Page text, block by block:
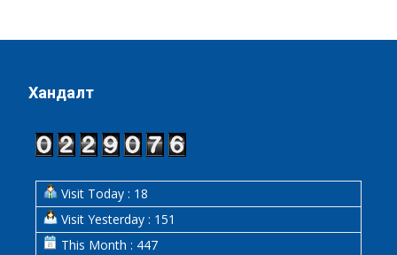
Хандалт
Visit Today : 18
Visit Yesterday : 151
This Month : 447